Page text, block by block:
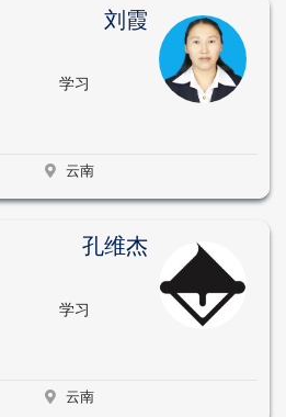
刘霞
学习
云南
孔维杰
学习
云南